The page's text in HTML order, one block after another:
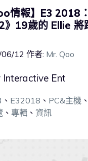
情報】E3 2018
》19歲的 Ellie 將
12 作者: Mr. Qoo
Interactive Ent
、 E32018 、 PC&主機、
、 專輯、 資訊